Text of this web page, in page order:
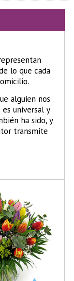
lo que cada
alguien nos
universal y
ha sido, y
transmite